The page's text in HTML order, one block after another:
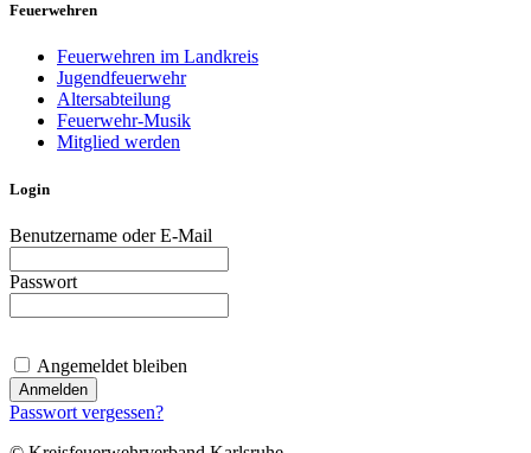
Feuerwehren
Feuerwehren im Landkreis
Jugendfeuerwehr
Altersabteilung
Feuerwehr-Musik
Mitglied werden
Login
Benutzername oder E-Mail
Passwort
Angemeldet bleiben
Passwort vergessen?